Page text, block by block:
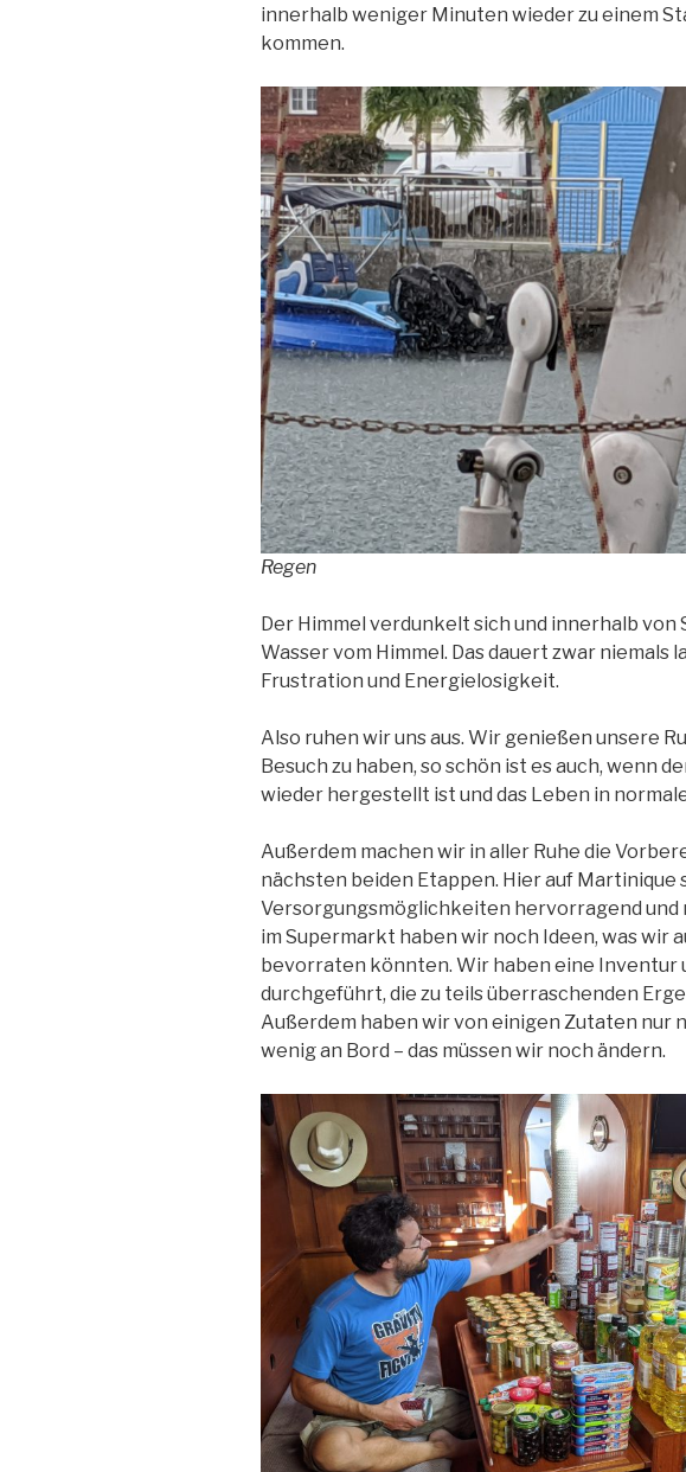
innerhalb weniger Minuten wieder zu einem
kommen.
Regen
Der Himmel verdunkelt sich und innerhalb von
Wasser vom Himmel. Das dauert zwar niemals
Frustration und Energielosigkeit.
Also ruhen wir uns aus. Wir genießen unsere
Besuch zu haben, so schön ist es auch, wenn
wieder hergestellt ist und das Leben in
Außerdem machen wir in aller Ruhe die
nächsten beiden Etappen. Hier auf Martinique
Versorgungsmöglichkeiten hervorragend und
im Supermarkt haben wir noch Ideen, was wir
bevorraten könnten. Wir haben eine Inventur
durchgeführt, die zu teils überraschenden
Außerdem haben wir von einigen Zutaten nur
wenig an Bord – das müssen wir noch ändern.